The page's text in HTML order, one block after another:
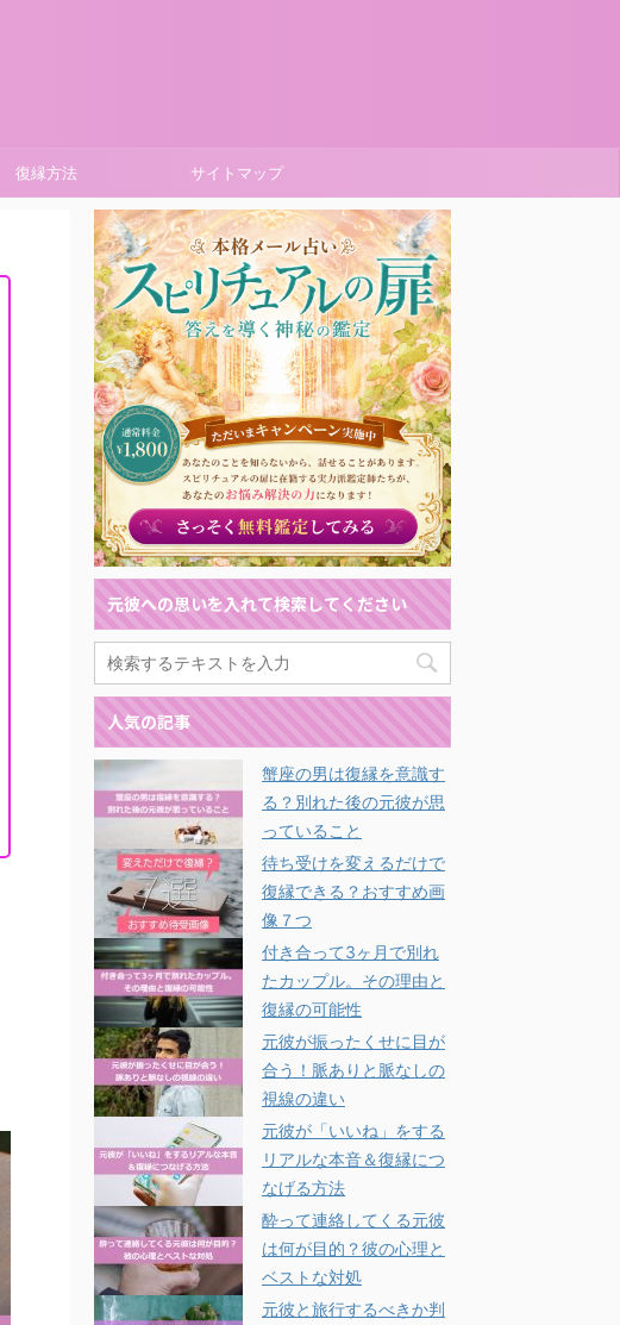
復縁方法 サイトマップ
元彼への思いを入れて検索してください
人気の記事
蟹座の男は復縁を意識す
る？別れた後の元彼が思
っていること
待ち受けを変えるだけで
復縁できる？おすすめ画
像７つ
付き合って3ヶ月で別れ
たカップル。その理由と
復縁の可能性
元彼が振ったくせに目が
合う！脈ありと脈なしの
視線の違い
元彼が「いいね」をする
リアルな本音＆復縁につ
なげる方法
酔って連絡してくる元彼
は何が目的？彼の心理と
ベストな対処
元彼と旅行するべきか判